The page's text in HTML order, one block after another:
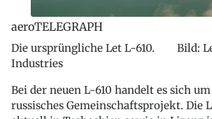
aeroTELEGRAPH
Die ursprüngliche Let L-610. Bild:
Industries
Bei der neuen L-610 handelt es sich
russisches Gemeinschaftsprojekt. Die